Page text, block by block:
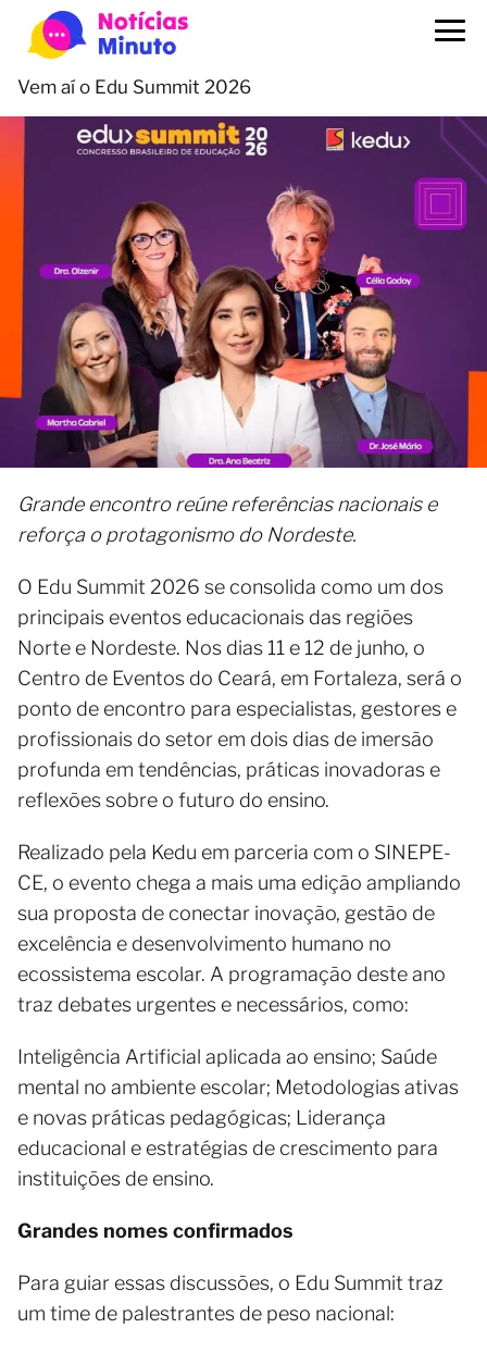
Vem aí o Edu Summit 2026
Grande encontro reúne referências nacionais e
reforça o protagonismo do Nordeste.
O Edu Summit 2026 se consolida como um dos
principais eventos educacionais das regiões
Norte e Nordeste. Nos dias 11 e 12 de junho, o
Centro de Eventos do Ceará, em Fortaleza, será o
ponto de encontro para especialistas, gestores e
profissionais do setor em dois dias de imersão
profunda em tendências, práticas inovadoras e
reflexões sobre o futuro do ensino.
Realizado pela Kedu em parceria com o SINEPE-
CE, o evento chega a mais uma edição ampliando
sua proposta de conectar inovação, gestão de
excelência e desenvolvimento humano no
ecossistema escolar. A programação deste ano
traz debates urgentes e necessários, como:
Inteligência Artificial aplicada ao ensino; Saúde
mental no ambiente escolar; Metodologias ativas
e novas práticas pedagógicas; Liderança
educacional e estratégias de crescimento para
instituições de ensino.
Grandes nomes confirmados
Para guiar essas discussões, o Edu Summit traz
um time de palestrantes de peso nacional: